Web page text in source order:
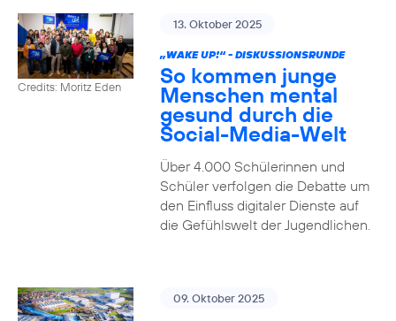
Credits: Moritz Eden
13. Oktober 2025
„WAKE UP!“ - DISKUSSIONSRUNDE
So kommen junge
Menschen mental
gesund durch die
Social-Media-Welt
Über 4.000 Schülerinnen und
Schüler verfolgen die Debatte um
den Einfluss digitaler Dienste auf
die Gefühlswelt der Jugendlichen.
09. Oktober 2025